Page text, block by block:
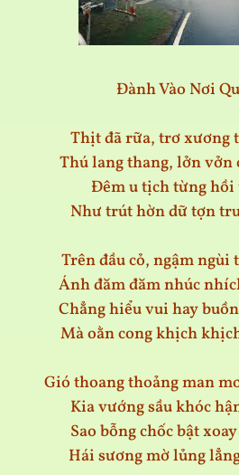
Đành Vào Nơi
Thịt đã rữa, trơ xương
Thú lang thang, lởn vởn
Đêm u tịch từng hồi
Như trút hờn dữ tợn
Trên đầu cỏ, ngậm ngùi
Ánh đăm đăm nhúc
Chẳng hiểu vui hay
Mà oằn cong khịch
Gió thoang thoảng man
Kia vướng sầu khóc
Sao bỗng chốc bật
Hái sương mờ lủng